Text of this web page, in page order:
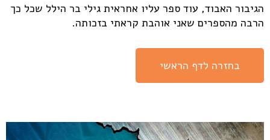
הגיבור האבוד, עוד ספר עליו אחראית גילי בר הילל שכל כך
הרבה מהספרים שאני אוהבת קראתי בזכותה.
בחזרה לדף הראשי